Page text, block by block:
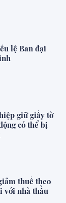
lệ Ban đại
giữ giấy tờ
có thể bị
thuế theo
với nhà thầu